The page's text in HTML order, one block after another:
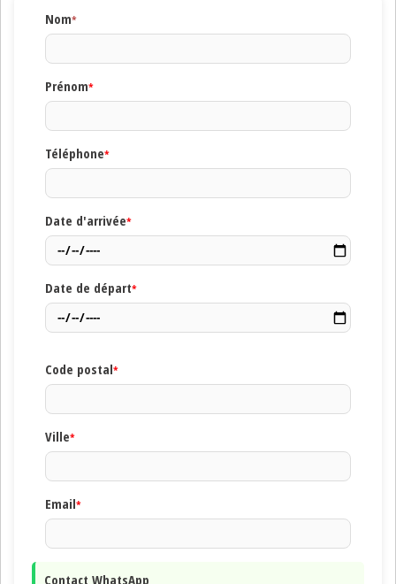
Nom*
Prénom*
Téléphone*
Date d'arrivée*
Date de départ*
Code postal*
Ville*
Email*
Contact WhatsApp